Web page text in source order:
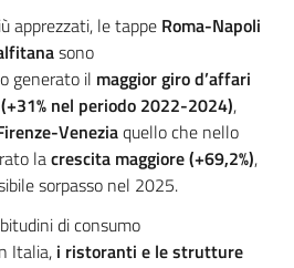
apprezzati, le tappe Roma-Napoli
sono
generato il maggior giro d’affari
(+31% nel periodo 2022-2024),
Veneziaquello che nello
lacrescita maggiore(+69,2%),
sorpasso nel 2025.
di consumo
Italia, i ristoranti e le strutture